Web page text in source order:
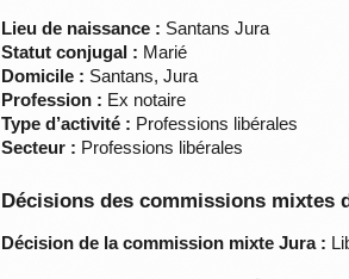
Lieu de naissance : Santans Jura
Statut conjugal : Marié
Domicile : Santans, Jura
Profession : Ex notaire
Type d’activité : Professions libérales
Secteur : Professions libérales
Décisions des commissions mixtes
Décision de la commission mixte Jura :